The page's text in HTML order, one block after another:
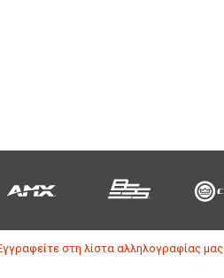
στη λίστα αλληλογραφίας μας